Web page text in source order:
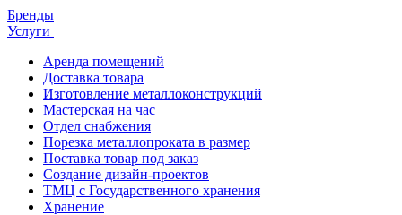
Бренды
Услуги
Аренда помещений
Доставка товара
Изготовление металлоконструкций
Мастерская на час
Отдел снабжения
Порезка металлопроката в размер
Поставка товар под заказ
Создание дизайн-проектов
ТМЦ с Государственного хранения
Хранение